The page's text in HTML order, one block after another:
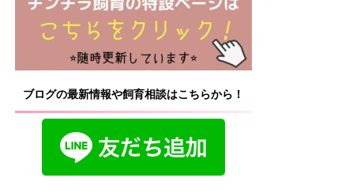
ブログの最新情報や飼育相談はこちらから！